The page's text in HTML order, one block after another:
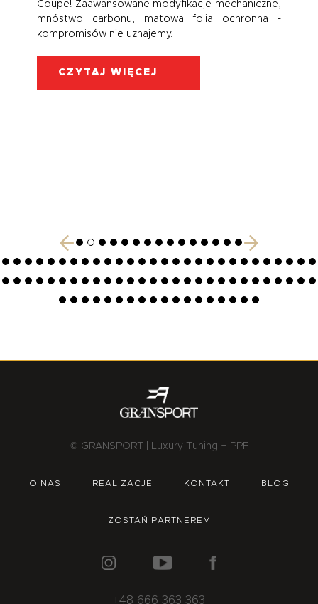
Coupe! Zaawansowane modyfikacje mechaniczne,
mnóstwo carbonu, matowa folia ochronna -
kompromisów nie uznajemy.
CZYTAJ WIĘCEJ
© GRANSPORT | Luxury Tuning + PPF
O NAS REALIZACJE KONTAKT BLOG
ZOSTAŃ PARTNEREM
+48 666 363 363